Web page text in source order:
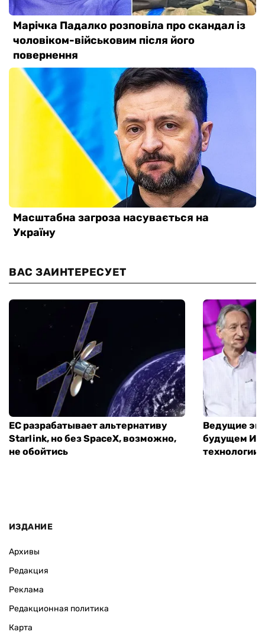
ВАС ЗАИНТЕРЕСУЕТ
ЕС разрабатывает альтернативу
Starlink, но без SpaceX, возможно,
не обойтись
Ведущие
будущем
технологии
ИЗДАНИЕ
Архивы
Редакция
Реклама
Редакционная политика
Карта